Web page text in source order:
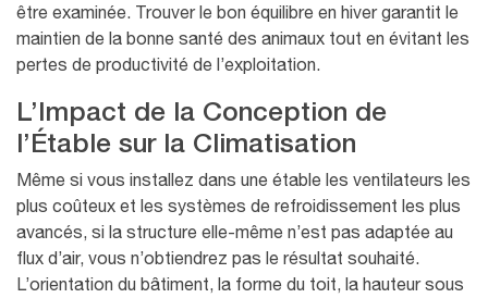
être examinée. Trouver le bon équilibre en hiver garantit le
maintien de la bonne santé des animaux tout en évitant les
pertes de productivité de l’exploitation.
L’Impact de la Conception de
l’Étable sur la Climatisation
Même si vous installez dans une étable les ventilateurs les
plus coûteux et les systèmes de refroidissement les plus
avancés, si la structure elle-même n’est pas adaptée au
flux d’air, vous n’obtiendrez pas le résultat souhaité.
L’orientation du bâtiment, la forme du toit, la hauteur sous